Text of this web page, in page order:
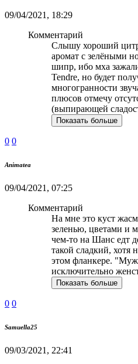
09/04/2021, 18:29
Комментарий
Слышу хороший
аромат с зелёными
шипр, ибо мха
Tendre, но будет
многогранности
плюсов отмечу
(выпирающей
Показать больше
0 0
Animatea
09/04/2021, 07:25
Комментарий
На мне это куст
зеленью, цветами и
чем-то на Шанс едт
такой сладкий, хотя
этом фланкере.
исключительно
Показать больше
0 0
Samuella25
09/03/2021, 22:41